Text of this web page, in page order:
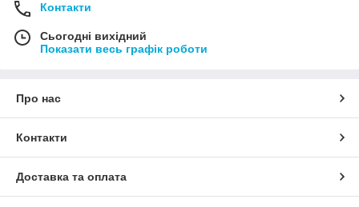
Контакти
Сьогодні вихідний
Показати весь графік роботи
Про нас
Контакти
Доставка та оплата